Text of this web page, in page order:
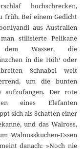
hochschrecken,
früh. Bei einem Gedicht
aus Australien
stilisierte Pelikane
Wasser, die
in die Höh‘ oder
Schnabel weit
um die bunten
aufzufangen. Der rote
eines Elefanten
sich als Schatten einer
und das Walross,
Walnusskuchen-Essen
danach: »Noch nie